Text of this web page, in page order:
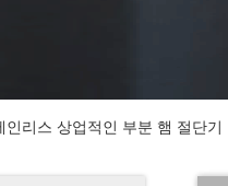
인리스 상업적인 부분 햄 절단기